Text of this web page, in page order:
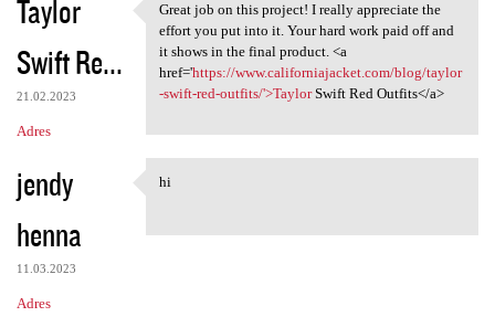
Taylor
Swift Re...
21.02.2023
Adres
Great job on this project! I
Great job on this project! I really appreciate the
effort you put into it. Your hard work paid off and
it shows in the final product. <a
href='https://www.californiajacket.com/blog/taylor
-swift-red-outfits/'>TaylorSwift Red Outfits</a>
jendy
henna
11.03.2023
Adres
hi
hi